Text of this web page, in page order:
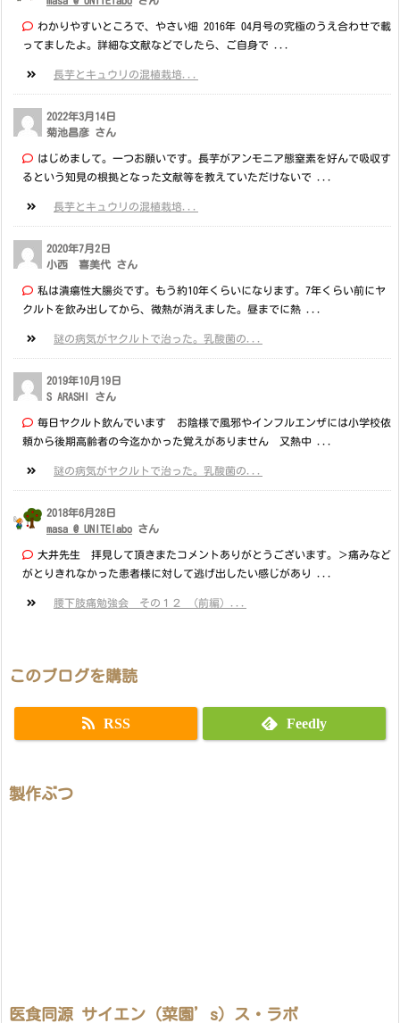
わかりやすいところで、やさい畑 2016年 04月号の究極のうえ合わせで載
ってましたよ。詳細な文献などでしたら、ご自身で ...
長芋とキュウリの混植栽培...
2022年3月14日
菊池昌彦 さん
はじめまして。一つお願いです。長芋がアンモニア態窒素を好んで吸収す
るという知見の根拠となった文献等を教えていただけないで ...
長芋とキュウリの混植栽培...
2020年7月2日
小西 喜美代 さん
私は潰瘍性大腸炎です。もう約10年くらいになります。7年くらい前にヤ
クルトを飲み出してから、微熱が消えました。昼までに熱 ...
謎の病気がヤクルトで治った。乳酸菌の...
2019年10月19日
S ARASHI さん
毎日ヤクルト飲んでいます お陰様で風邪やインフルエンザには小学校依
頼から後期高齢者の今迄かかった覚えがありません 又熱中 ...
謎の病気がヤクルトで治った。乳酸菌の...
2018年6月28日
masa @ UNITElabo さん
大井先生 拝見して頂きまたコメントありがとうございます。＞痛みなど
がとりきれなかった患者様に対して逃げ出したい感じがあり ...
腰下肢痛勉強会 その１２ （前編）...
このブログを購読
RSS Feedly
製作ぶつ
医食同源 サイエン（菜園’s）ス・ラボ